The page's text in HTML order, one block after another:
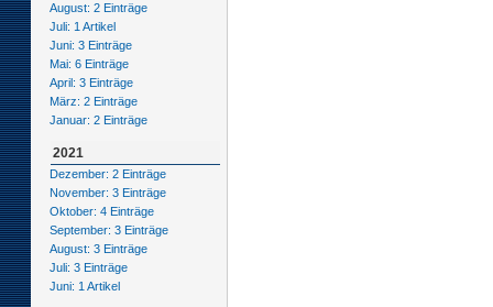
August: 2 Einträge
Juli: 1 Artikel
Juni: 3 Einträge
Mai: 6 Einträge
April: 3 Einträge
März: 2 Einträge
Januar: 2 Einträge
2021
Dezember: 2 Einträge
November: 3 Einträge
Oktober: 4 Einträge
September: 3 Einträge
August: 3 Einträge
Juli: 3 Einträge
Juni: 1 Artikel